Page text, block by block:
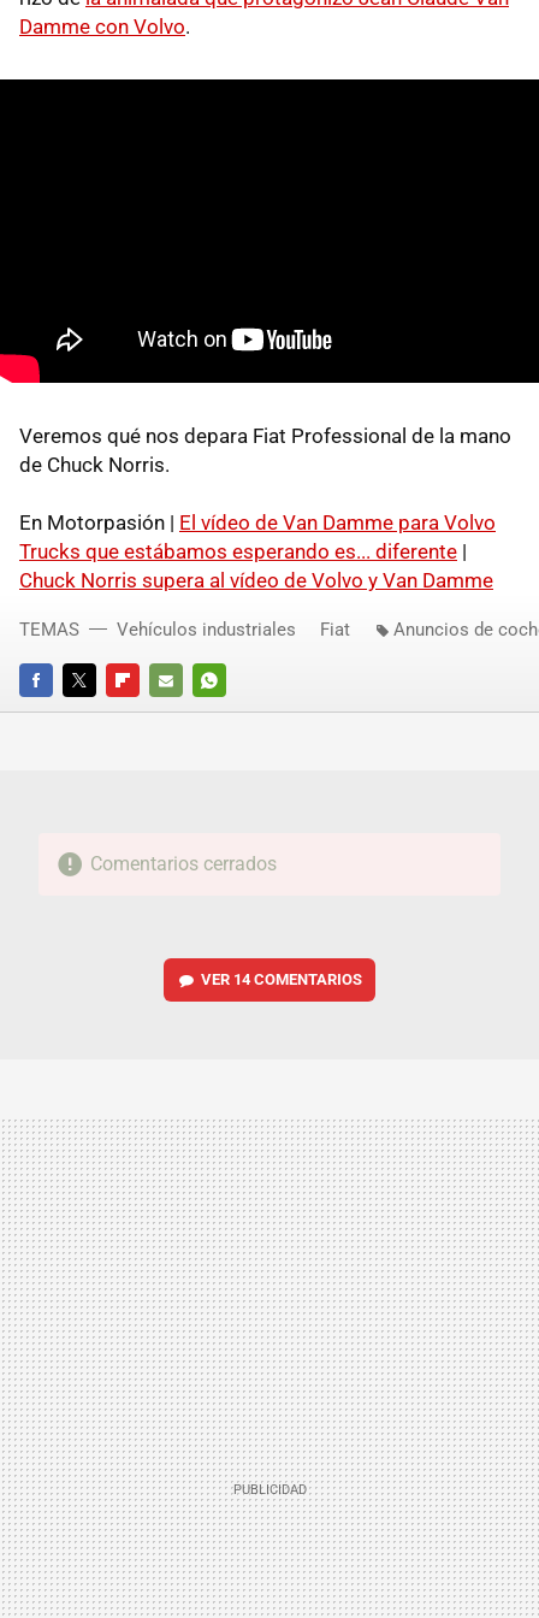
Damme con Volvo.
Veremos qué nos depara Fiat Professional de la mano
de Chuck Norris.
En Motorpasión | El vídeo de Van Damme para Volvo
Trucks que estábamos esperando es... diferente |
Chuck Norris supera al vídeo de Volvo y Van Damme
FACEBOOKTWITTERFLIPBOARD
E-
WHATSAPP
TEMAS Vehículos industriales Fiat Anuncios de
Comentarios cerrados
VER 14 COMENTARIOS